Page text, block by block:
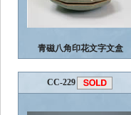
青磁八角印花文字文盒
CC-229